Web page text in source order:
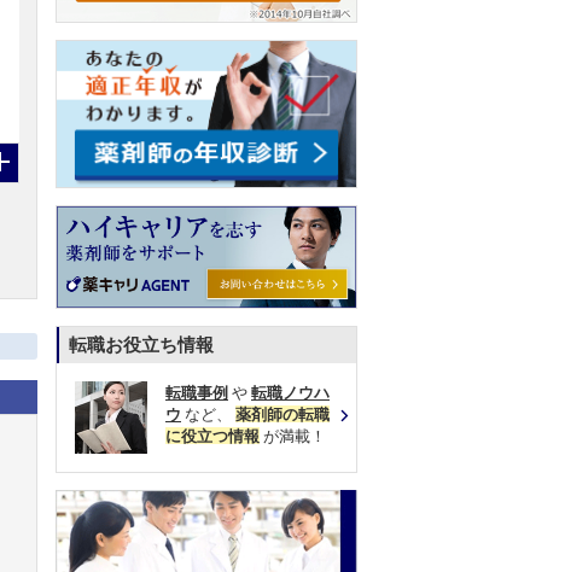
転職お役立ち情報
転職事例 や 転職ノウハ
ウ など、 薬剤師の転職
に役立つ情報 が満載！